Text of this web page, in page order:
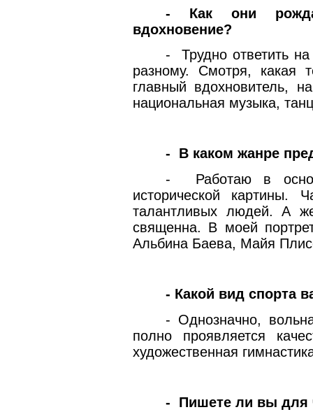
- Как они
вдохновение?
-
Трудно ответить
разному. Смотря, какая
главный вдохновитель,
национальная музыка,
-
В каком жанре
- Работаю в
исторической картины.
талантливых людей. А
священна. В моей
Альбина Баева, Майя
- Какой вид спорта
- Однозначно,
полно проявляется
художественная
-
Пишете ли вы для